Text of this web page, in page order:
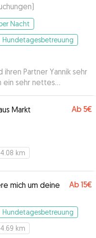
)
Nacht
Hundetagesbetreuung
ihren Partner Yannik sehr
ein sehr nettes
und bei den
merkt sofort die Erfahrung
Emmi hat sich auch
Die Kommunikation
schnell, wir haben Emmi
und zwischendurch
top. Immer
Markt
Ab 5€
km
mich um deine
Ab 15€
Hundetagesbetreuung
km